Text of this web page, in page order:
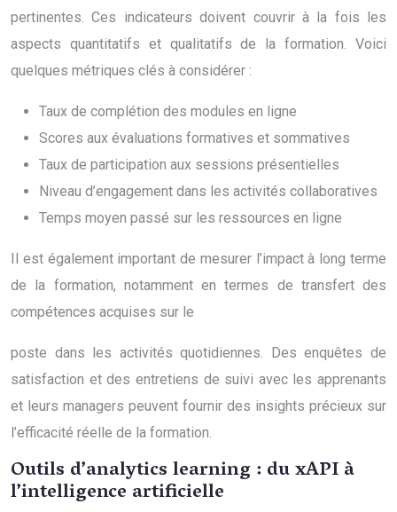
pertinentes. Ces indicateurs doivent couvrir à la fois les
aspects quantitatifs et qualitatifs de la formation. Voici
quelques métriques clés à considérer :
Taux de complétion des modules en ligne
Scores aux évaluations formatives et sommatives
Taux de participation aux sessions présentielles
Niveau d’engagement dans les activités collaboratives
Temps moyen passé sur les ressources en ligne
Il est également important de mesurer l’impact à long terme
de la formation, notamment en termes de transfert des
compétences acquises sur le
poste dans les activités quotidiennes. Des enquêtes de
satisfaction et des entretiens de suivi avec les apprenants
et leurs managers peuvent fournir des insights précieux sur
l’efficacité réelle de la formation.
Outils d’analytics learning : du xAPI à
l’intelligence artificielle